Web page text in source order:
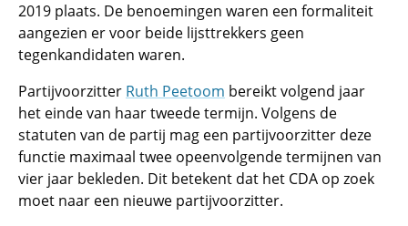
2019 plaats. De benoemingen waren een formaliteit
aangezien er voor beide lijsttrekkers geen
tegenkandidaten waren.
Partijvoorzitter Ruth Peetoom bereikt volgend jaar
het einde van haar tweede termijn. Volgens de
statuten van de partij mag een partijvoorzitter deze
functie maximaal twee opeenvolgende termijnen van
vier jaar bekleden. Dit betekent dat het CDA op zoek
moet naar een nieuwe partijvoorzitter.